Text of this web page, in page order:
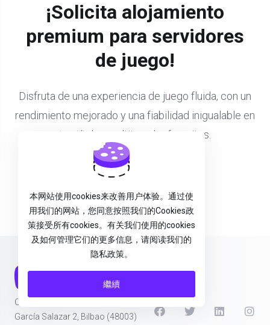
¡Solicita alojamiento
premium para servidores
de juego!
Disfruta de una experiencia de juego fluida, con un
rendimiento mejorado y una fiabilidad inigualable en
tus títulos multijugador favoritos.
Contrata tu GameServer
Ohz Digital SL - B56646771
García Salazar 2, Bilbao (48003)
本网站使用cookies来改善用户体验。通过使
用我们的网站，您同意按照我们的Cookies政
策接受所有cookies。有关我们使用的cookies
及如何管理它们的更多信息，请阅读我们的
隐私政策。
繼續